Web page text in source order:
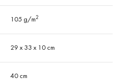
105 g/m2
29 x 33 x 10 cm
40 cm